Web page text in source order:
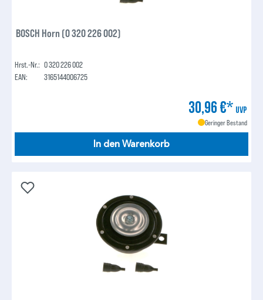
BOSCH Horn (0 320 226 002)
Hrst.-Nr.: 0 320 226 002
EAN:
3165144006725
30,96 €* UVP
Geringer Bestand
In den Warenkorb